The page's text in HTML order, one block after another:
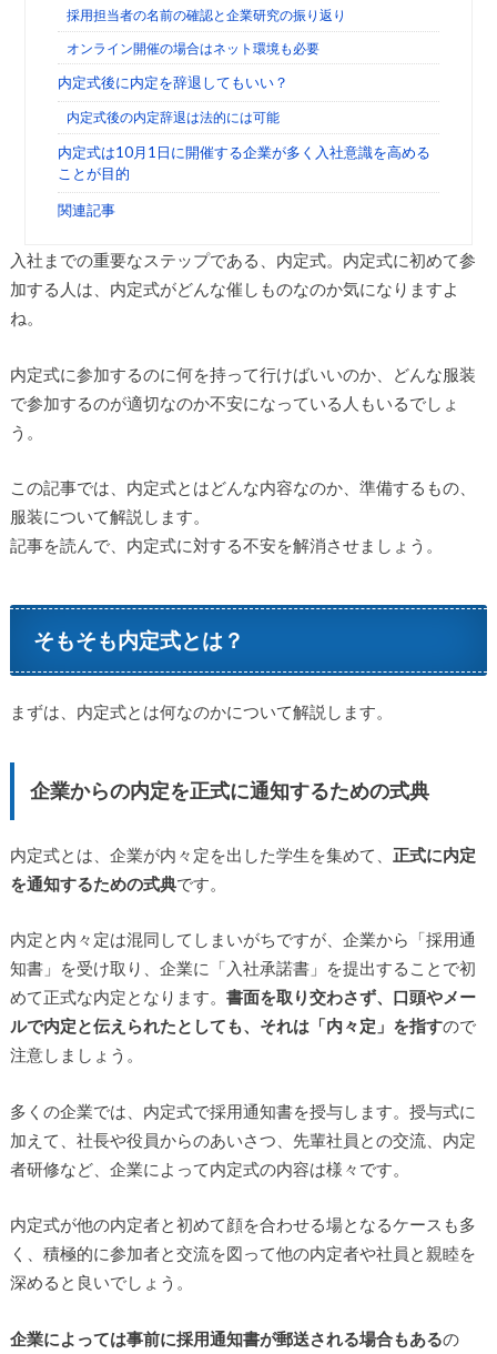
採用担当者の名前の確認と企業研究の振り返り
オンライン開催の場合はネット環境も必要
内定式後に内定を辞退してもいい？
内定式後の内定辞退は法的には可能
内定式は10月1日に開催する企業が多く入社意識を高める
ことが目的
関連記事
入社までの重要なステップである、内定式。内定式に初めて参
加する人は、内定式がどんな催しものなのか気になりますよ
ね。
内定式に参加するのに何を持って行けばいいのか、どんな服装
で参加するのが適切なのか不安になっている人もいるでしょ
う。
この記事では、内定式とはどんな内容なのか、準備するもの、
服装について解説します。
記事を読んで、内定式に対する不安を解消させましょう。
そもそも内定式とは？
まずは、内定式とは何なのかについて解説します。
企業からの内定を正式に通知するための式典
内定式とは、企業が内々定を出した学生を集めて、 正式に内定
を通知するための式典です。
内定と内々定は混同してしまいがちですが、企業から「採用通
知書」を受け取り、企業に「入社承諾書」を提出することで初
めて正式な内定となります。 書面を取り交わさず、口頭やメー
ルで内定と伝えられたとしても、それは「内々定」を指すので
注意しましょう。
多くの企業では、内定式で採用通知書を授与します。授与式に
加えて、社長や役員からのあいさつ、先輩社員との交流、内定
者研修など、企業によって内定式の内容は様々です。
内定式が他の内定者と初めて顔を合わせる場となるケースも多
く、積極的に参加者と交流を図って他の内定者や社員と親睦を
深めると良いでしょう。
企業によっては事前に採用通知書が郵送される場合もあるの